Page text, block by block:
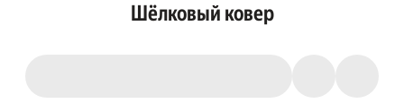
Шёлковый ковер